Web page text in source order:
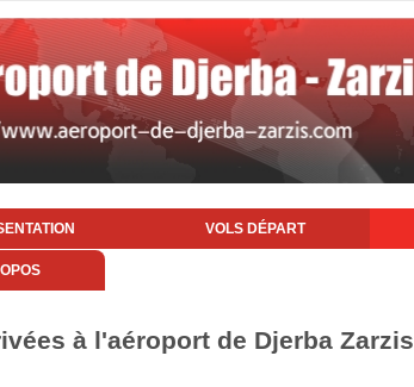
VOLS DÉPART
à l'aéroport de Djerba